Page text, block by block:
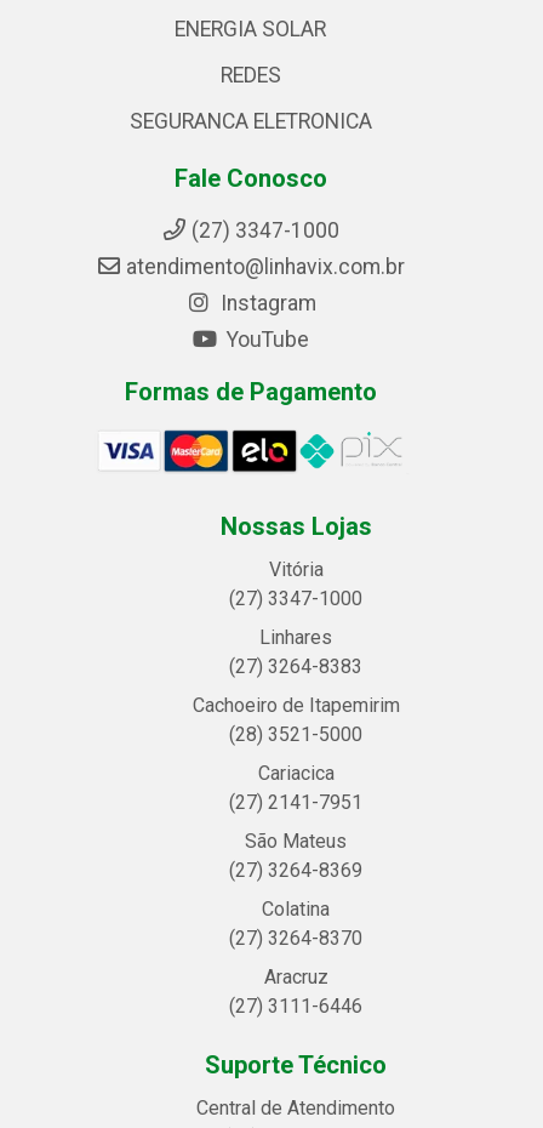
ENERGIA SOLAR
REDES
SEGURANCA ELETRONICA
Fale Conosco
(27) 3347-1000
atendimento@linhavix.com.br
Instagram
YouTube
Formas de Pagamento
Nossas Lojas
Vitória
(27) 3347-1000
Linhares
(27) 3264-8383
Cachoeiro de Itapemirim
(28) 3521-5000
Cariacica
(27) 2141-7951
São Mateus
(27) 3264-8369
Colatina
(27) 3264-8370
Aracruz
(27) 3111-6446
Suporte Técnico
Central de Atendimento